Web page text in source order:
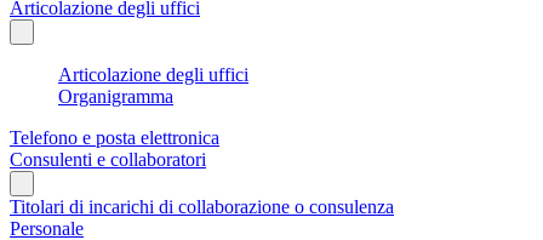
Articolazione degli uffici
Articolazione degli uffici
Organigramma
Telefono e posta elettronica
Consulenti e collaboratori
Titolari di incarichi di collaborazione o consulenza
Personale